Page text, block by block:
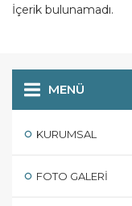
İçerik bulunamadı.
MENÜ
KURUMSAL
FOTO GALERI